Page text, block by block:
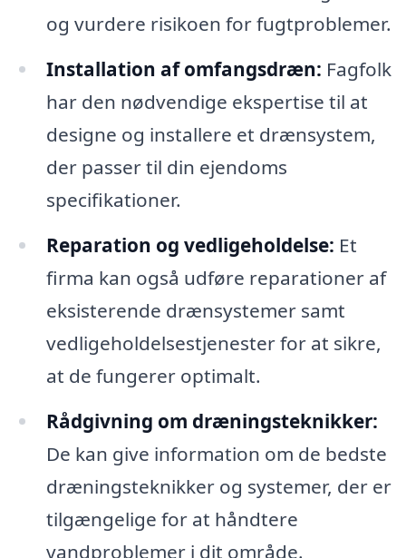
og vurdere risikoen for fugtproblemer.
Installation af omfangsdræn: Fagfolk
har den nødvendige ekspertise til at
designe og installere et drænsystem,
der passer til din ejendoms
specifikationer.
Reparation og vedligeholdelse: Et
firma kan også udføre reparationer af
eksisterende drænsystemer samt
vedligeholdelsestjenester for at sikre,
at de fungerer optimalt.
Rådgivning om dræningsteknikker:
De kan give information om de bedste
dræningsteknikker og systemer, der er
tilgængelige for at håndtere
vandproblemer i dit område.